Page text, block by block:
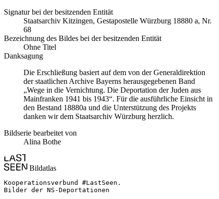
Signatur bei der besitzenden Entität
Staats­ar­chiv Kit­zin­gen, Ge­sta­po­stel­le Würz­burg 18880 a, Nr.
68
Bezeichnung des Bildes bei der besitzenden Entität
Ohne Titel
Danksagung
Die Erschließung basiert auf dem von der Generaldirektion
der staatlichen Archive Bayerns herausgegebenen Band
„Wege in die Vernichtung. Die Deportation der Juden aus
Mainfranken 1941 bis 1943“. Für die ausführliche Einsicht in
den Bestand 18880a und die Unterstützung des Projekts
danken wir dem Staatsarchiv Würzburg herzlich.
Bildserie bearbeitet von
Alina Bothe
Bildatlas
Kooperationsverbund #LastSeen.
Bilder der NS-Deportationen